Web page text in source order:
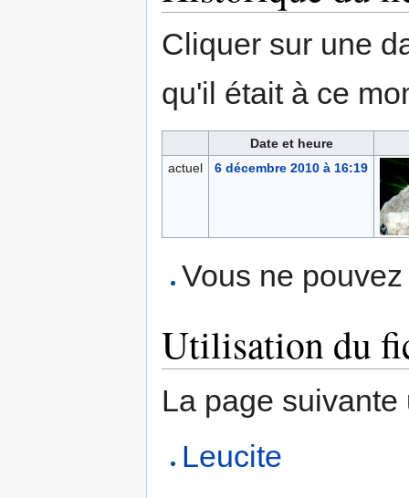
Cliquer sur une
qu'il était à ce
Date et heure
actuel
6 décembre 2010 à 16:19
Vous ne
Utilisation du
La page
Leucite